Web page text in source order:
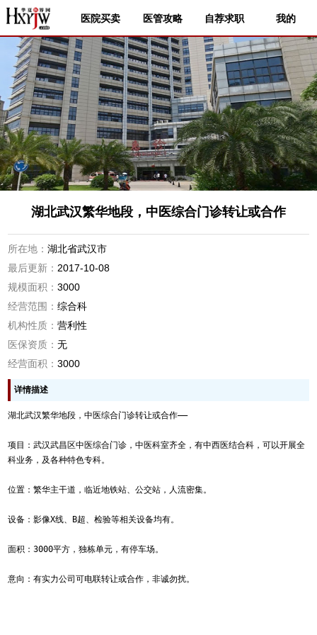
医院买卖 医管攻略 自荐求职 我的
湖北武汉繁华地段，中医综合门诊转让或合作
所在地：湖北省武汉市
最后更新： 2017-10-08
规模面积：3000
经营范围：综合科
机构性质：营利性
医保资质：无
经营面积：3000
详情描述
湖北武汉繁华地段，中医综合门诊转让或合作——
项目：武汉武昌区中医综合门诊，中医科室齐全，有中西医结合科，可以开展全
科业务，及各种特色专科。
位置：繁华主干道，临近地铁站、公交站，人流密集。
设备：影像X线、B超、检验等相关设备均有。
面积：3000平方，独栋单元，有停车场。
意向：有实力公司可电联转让或合作，非诚勿扰。